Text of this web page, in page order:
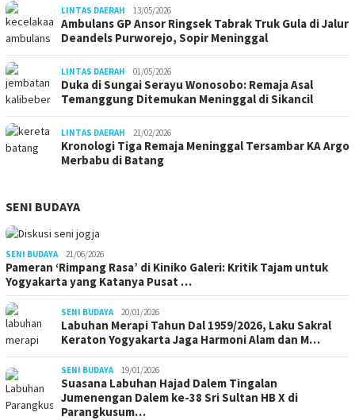
LINTAS DAERAH 13/05/2026
Ambulans GP Ansor Ringsek Tabrak Truk Gula di Jalur
Deandels Purworejo, Sopir Meninggal
LINTAS DAERAH 01/05/2026
Duka di Sungai Serayu Wonosobo: Remaja Asal
Temanggung Ditemukan Meninggal di Sikancil
LINTAS DAERAH 21/02/2026
Kronologi Tiga Remaja Meninggal Tersambar KA Argo
Merbabu di Batang
SENI BUDAYA
SENI BUDAYA 21/06/2026
Pameran ‘Rimpang Rasa’ di Kiniko Galeri: Kritik Tajam untuk
Yogyakarta yang Katanya Pusat …
SENI BUDAYA 20/01/2026
Labuhan Merapi Tahun Dal 1959/2026, Laku Sakral
Keraton Yogyakarta Jaga Harmoni Alam dan M…
SENI BUDAYA 19/01/2026
Suasana Labuhan Hajad Dalem Tingalan
Jumenengan Dalem ke-38 Sri Sultan HB X di
Parangkusum…